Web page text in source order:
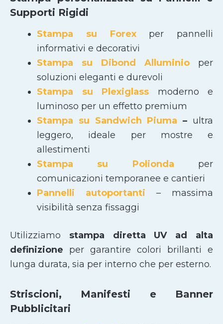
Supporti Rigidi
Stampa su Forexper pannelli
informativi e decorativi
Stampa su Dibond Alluminio per
soluzioni eleganti e durevoli
Stampa su Plexiglass moderno e
luminoso per un effetto premium
Stampa su Sandwich Piuma – ultra
leggero, ideale per mostre e
allestimenti
Stampa su Polionda per
comunicazioni temporanee e cantieri
Pannelli autoportanti – massima
visibilità senza fissaggi
Utilizziamo stampa diretta UV ad alta
definizione per garantire colori brillanti e
lunga durata, sia per interno che per esterno.
Striscioni, Manifesti e Banner
Pubblicitari